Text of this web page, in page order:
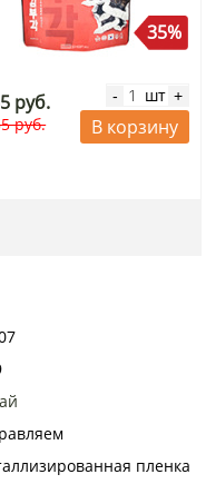
35%
руб.
руб.
- шт +
В корзину
пленка